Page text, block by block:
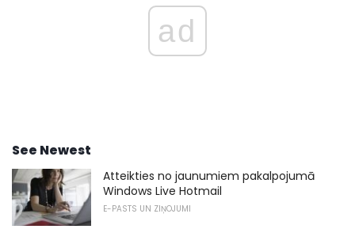
ad
See Newest
Atteikties no jaunumiem pakalpojumā
Windows Live Hotmail
E-PASTS UN ZIŅOJUMI